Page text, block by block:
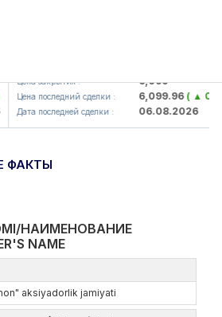
Цена закрытия : 6,099
Цена последний сделки : 6,099.96( ▲ 0.08 )
Дата последней сделки : 06.08.2026
ФАКТЫ
НАИМЕНОВАНИЕ
NAME
aksiyadorlik jamiyati